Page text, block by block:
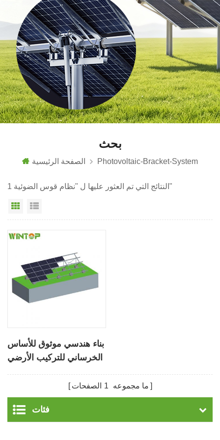
بحث
الصفحة الرئيسية Photovoltaic-Bracket-System
1 النتائج التي تم العثور عليها ل "نظام قوس الضوئية"
عرض شبكي
بناء هندسي موثوق للأساس
الخرساني للتركيب الأرضي
ما مجموعه 1 الصفحات
فئات